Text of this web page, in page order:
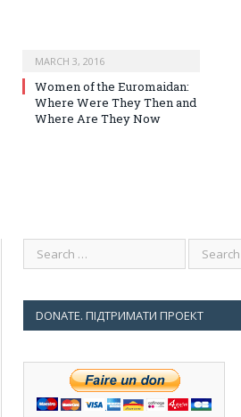
MARCH 3, 2016
Women of the Euromaidan:
Where Were They Then and
Where Are They Now
DONATE. ПІДТРИМАТИ ПРОЕКТ